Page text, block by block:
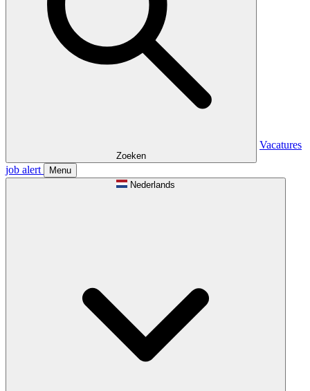
Zoeken
Vacatures
job alert
Menu
Nederlands